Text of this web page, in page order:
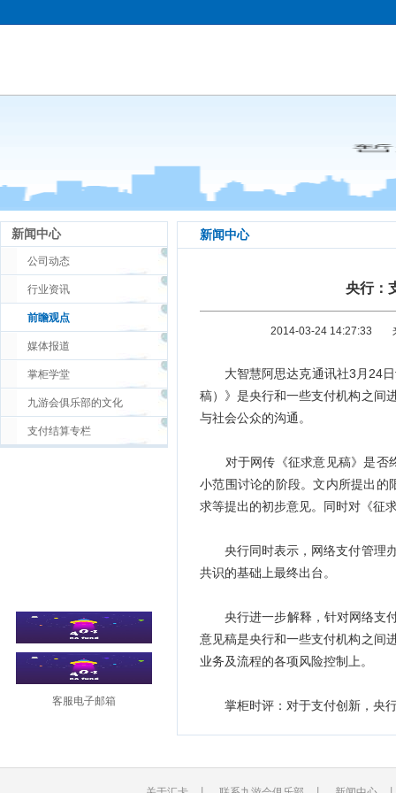
新闻中心
公司动态
行业资讯
前瞻观点
媒体报道
掌柜学堂
九游会俱乐部的文化
支付结算专栏
客服电子邮箱
新闻中心
央行：
2014-03-24 14:27:33
大智慧阿思达克通讯社3月24日
稿）》是央行和一些支付机构之间
与社会公众的沟通。
对于网传《征求意见稿》是否终
小范围讨论的阶段。文内所提出的
求等提出的初步意见。同时对《征
央行同时表示，网络支付管理办
共识的基础上最终出台。
央行进一步解释，针对网络支付
意见稿是央行和一些支付机构之间
业务及流程的各项风险控制上。
掌柜时评：对于支付创新，央行